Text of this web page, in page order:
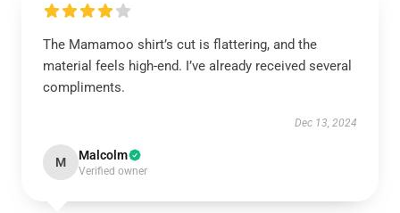
The Mamamoo shirt’s cut is flattering, and the
material feels high-end. I’ve already received several
compliments.
Dec 13, 2024
M Malcolm
Verified owner